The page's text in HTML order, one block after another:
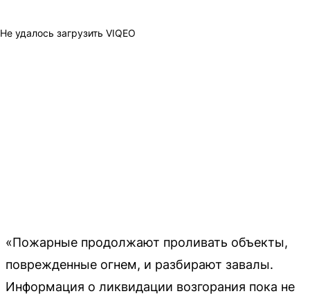
Не удалось загрузить VIQEO
«Пожарные продолжают проливать объекты,
поврежденные огнем, и разбирают завалы.
Информация о ликвидации возгорания пока не